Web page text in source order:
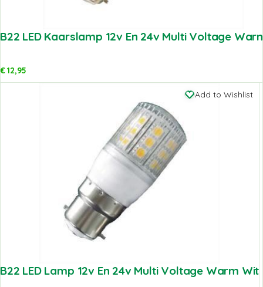
B22 LED Kaarslamp 12v En 24v Multi Voltage
€12,95
Add to Wishlist
B22 LED Lamp 12v En 24v Multi Voltage Warm Wit